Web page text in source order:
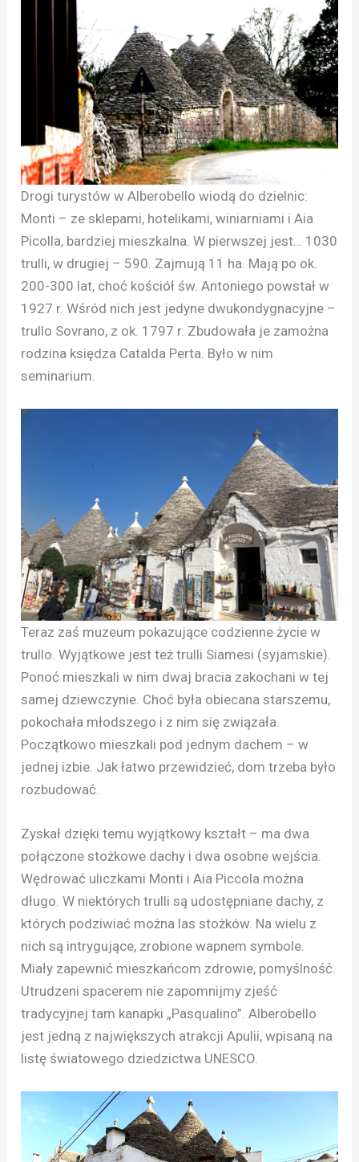
Drogi turystów w Alberobello wiodą do dzielnic:
Monti – ze sklepami, hotelikami, winiarniami i Aia
Picolla, bardziej mieszkalna. W pierwszej jest… 1030
trulli, w drugiej – 590. Zajmują 11 ha. Mają po ok.
200-300 lat, choć kościół św. Antoniego powstał w
1927 r. Wśród nich jest jedyne dwukondygnacyjne –
trullo Sovrano, z ok. 1797 r. Zbudowała je zamożna
rodzina księdza Catalda Perta. Było w nim
seminarium.
Teraz zaś muzeum pokazujące codzienne życie w
trullo. Wyjątkowe jest też trulli Siamesi (syjamskie).
Ponoć mieszkali w nim dwaj bracia zakochani w tej
samej dziewczynie. Choć była obiecana starszemu,
pokochała młodszego i z nim się związała.
Początkowo mieszkali pod jednym dachem – w
jednej izbie. Jak łatwo przewidzieć, dom trzeba było
rozbudować.
Zyskał dzięki temu wyjątkowy kształt – ma dwa
połączone stożkowe dachy i dwa osobne wejścia.
Wędrować uliczkami Monti i Aia Piccola można
długo. W niektórych trulli są udostępniane dachy, z
których podziwiać można las stożków. Na wielu z
nich są intrygujące, zrobione wapnem symbole.
Miały zapewnić mieszkańcom zdrowie, pomyślność.
Utrudzeni spacerem nie zapomnijmy zjeść
tradycyjnej tam kanapki „Pasqualino”. Alberobello
jest jedną z największych atrakcji Apulii, wpisaną na
listę światowego dziedzictwa UNESCO.